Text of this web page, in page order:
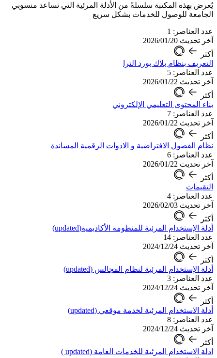
يُعرض بهذه المكتبة سلسلةً من الأدلة المرئية التي تساعد منسوبي
الجامعة للوصول للخدمات بشكل سريع
عدد العناصر: 1
آخر تحديث 2026/01/20
أكثر
التعريف بنظام بلاك بورد الترا
عدد العناصر: 5
آخر تحديث 2026/01/22
أكثر
بناء المحتوى التعليمي الإلكتروني
عدد العناصر: 7
آخر تحديث 2026/01/22
أكثر
نظام الفصول الافتراضية و الادوات الرقمية المساندة
عدد العناصر: 6
آخر تحديث 2026/01/22
أكثر
التقيمات
عدد العناصر: 4
آخر تحديث 2026/02/03
أكثر
أدلة الإستخدام المرئية للمنظومة الأكاديمية(updated)
عدد العناصر: 14
آخر تحديث 2024/12/24
أكثر
أدلة الإستخدام المرئية لنظام المجالس (updated)
عدد العناصر: 3
آخر تحديث 2024/12/24
أكثر
أدلة الاستخدام المرئية لخدمة موقعي (updated)
عدد العناصر: 8
آخر تحديث 2024/12/24
أكثر
ادلة الاستخدام المرئية للخدمات العامة (updated )